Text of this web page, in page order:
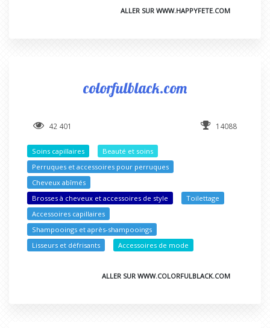
ALLER SUR WWW.HAPPYFETE.COM
colorfulblack.com
42 401 14088
Soins capillaires
Beauté et soins
Perruques et accessoires pour perruques
Cheveux abîmés
Brosses à cheveux et accessoires de style
Toilettage
Accessoires capillaires
Shampooings et après-shampooings
Lisseurs et défrisants
Accessoires de mode
ALLER SUR WWW.COLORFULBLACK.COM